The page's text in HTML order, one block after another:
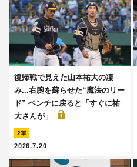
復帰戦で見えた山本祐大の凄
み...右腕を蘇らせた“魔法のリー
ド” ベンチに戻ると「すぐに祐
大さんが」
2軍
2026.7.20